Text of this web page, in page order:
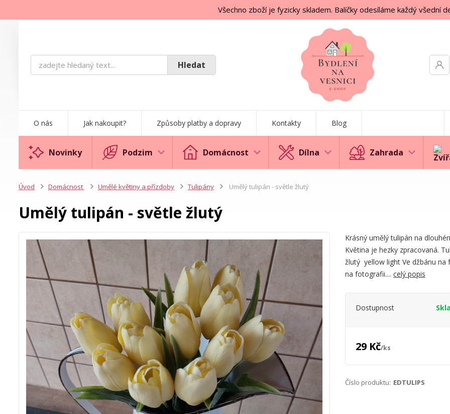
Všechno zboží je fyzicky skladem. Balíčky odesíláme každý všední
O nás Jak nakoupit? Způsoby platby a dopravy Kontakty Blog
Hledat
Novinky Podzim Domácnost Dílna Zahrada
Úvod Domácnost Umělé květiny a přízdoby Tulipány Umělý tulipán - světle žlutý
Umělý tulipán - světle žlutý
Krásný umělý tulipán na
Květina je hezky zpracovaná.
žlutý yellow light Ve džbánu na
na fotografii.... celý popis
Dostupnost
29 Kč/ks
Číslo produktu: EDTULIPS